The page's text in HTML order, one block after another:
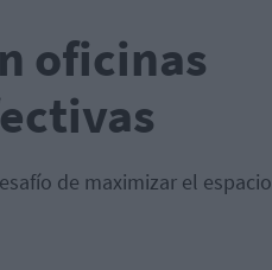
oficinas
de maximizar el espacio